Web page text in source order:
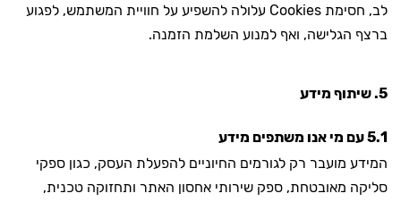
לב, חסימת Cookies עלולה להשפיע על חוויית המשתמש, לפגוע
ברצף הגלישה, ואף למנוע השלמת הזמנה.
5. שיתוף מידע
5.1 עם מי אנו משתפים מידע
המידע מועבר רק לגורמים החיוניים להפעלת העסק, כגון ספקי
סליקה מאובטחת, ספק שירותי אחסון האתר ותחזוקה טכנית,